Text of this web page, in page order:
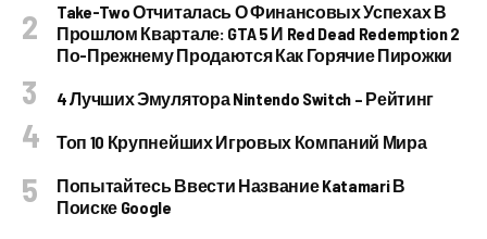
Take-Two Отчиталась О Финансовых Успехах В
Прошлом Квартале: GTA 5 И Red Dead Redemption 2
По-Прежнему Продаются Как Горячие Пирожки
4 Лучших Эмулятора Nintendo Switch – Рейтинг
Топ 10 Крупнейших Игровых Компаний Мира
Попытайтесь Ввести Название Katamari В
Поиске Google